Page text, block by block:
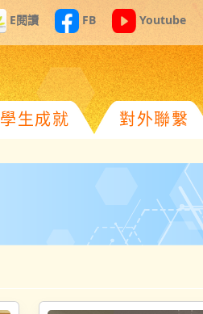
E閱讀 FB Youtube
學生成就 對外聯繫